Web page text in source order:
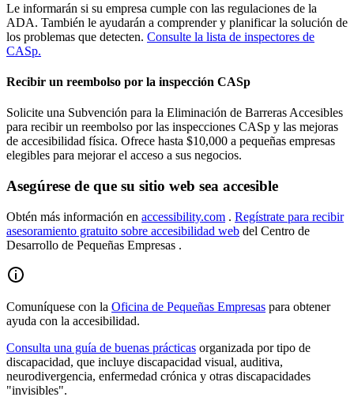
Le informarán si su empresa cumple con las regulaciones de la
ADA. También le ayudarán a comprender y planificar la solución de
los problemas que detecten. Consulte la lista de inspectores de
CASp.
Recibir un reembolso por la inspección CASp
Solicite una Subvención para la Eliminación de Barreras Accesibles
para recibir un reembolso por las inspecciones CASp y las mejoras
de accesibilidad física. Ofrece hasta $10,000 a pequeñas empresas
elegibles para mejorar el acceso a sus negocios.
Asegúrese de que su sitio web sea accesible
Obtén más información en accessibility.com . Regístrate para recibir
asesoramiento gratuito sobre accesibilidad web del Centro de
Desarrollo de Pequeñas Empresas .
Comuníquese con la Oficina de Pequeñas Empresas para obtener
ayuda con la accesibilidad.
Consulta una guía de buenas prácticas organizada por tipo de
discapacidad, que incluye discapacidad visual, auditiva,
neurodivergencia, enfermedad crónica y otras discapacidades
"invisibles".